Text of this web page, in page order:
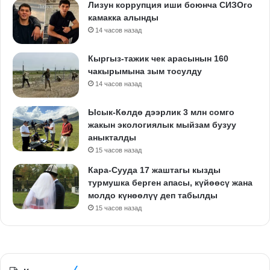
Лизун коррупция иши боюнча СИЗОго
камакка алынды
14 часов назад
Кыргыз-тажик чек арасынын 160
чакырымына зым тосулду
14 часов назад
Ысык-Көлдө дээрлик 3 млн сомго
жакын экологиялык мыйзам бузуу
аныкталды
15 часов назад
Кара-Сууда 17 жаштагы кызды
турмушка берген апасы, күйөөсү жана
молдо күнөөлүү деп табылды
15 часов назад